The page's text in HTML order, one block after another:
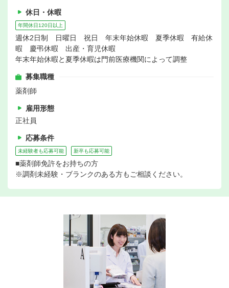
休日・休暇
年間休日120日以上
週休2日制 日曜日 祝日 年末年始休暇 夏季休暇 有給休
暇 慶弔休暇 出産・育児休暇
年末年始休暇と夏季休暇は門前医療機関によって調整
募集職種
薬剤師
雇用形態
正社員
応募条件
未経験者も応募可能 新卒も応募可能
■薬剤師免許をお持ちの方
※調剤未経験・ブランクのある方もご相談ください。